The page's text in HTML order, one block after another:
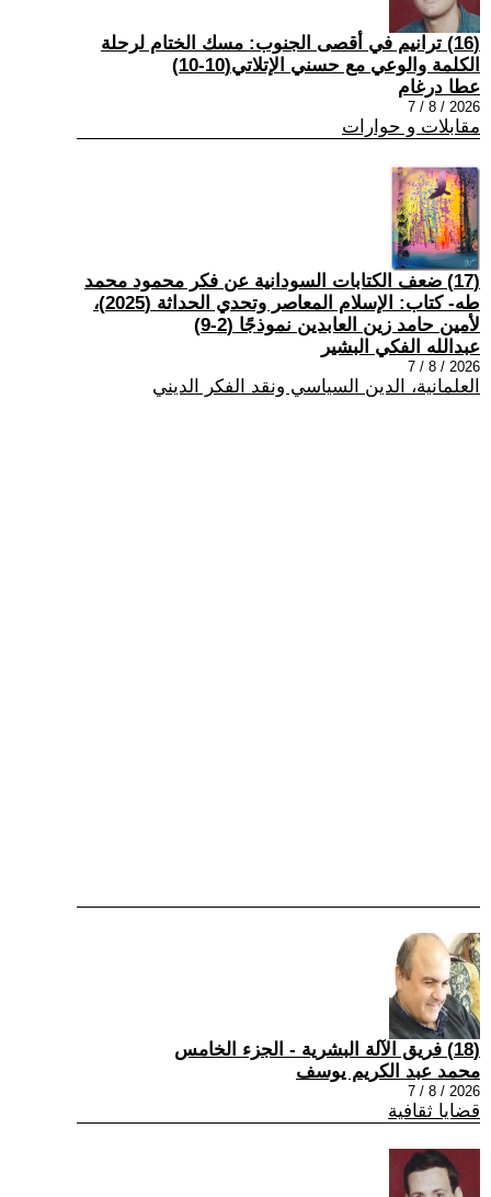
(16) ترانيم في أقصى الجنوب: مسك الختام لرحلة
الكلمة والوعي مع حسني الإتلاتي(10-10)
عطا درغام
2026 / 8 / 7
مقابلات و حوارات
(17) ضعف الكتابات السودانية عن فكر محمود محمد
طه- كتاب: الإسلام المعاصر وتحدي الحداثة (2025)،
لأمين حامد زين العابدين نموذجًا (2-9)
عبدالله الفكي البشير
2026 / 8 / 7
العلمانية، الدين السياسي ونقد الفكر الديني
(18) فريق الآلة البشرية - الجزء الخامس
محمد عبد الكريم يوسف
2026 / 8 / 7
قضايا ثقافية